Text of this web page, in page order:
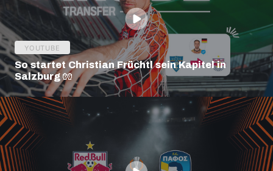
YOUTUBE
So startet Christian Früchtl sein Kapitel in
Salzburg 🧤